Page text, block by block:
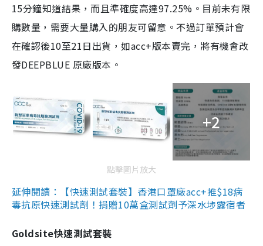
15分鐘知道結果，而且準確度高達97.25%。目前未有限
購數量，需要大量購入的朋友可留意。不過訂單預計會
在確認後10至21日出貨，如acc+版本賣完，將有機會改
發DEEPBLUE 原廠版本。
+2
點擊圖片放大
延伸閱讀：【快速測試套裝】香港口罩廠acc+推$18病
毒抗原快速測試劑！捐贈10萬盒測試劑予深水埗露宿者
Goldsite快速測試套裝